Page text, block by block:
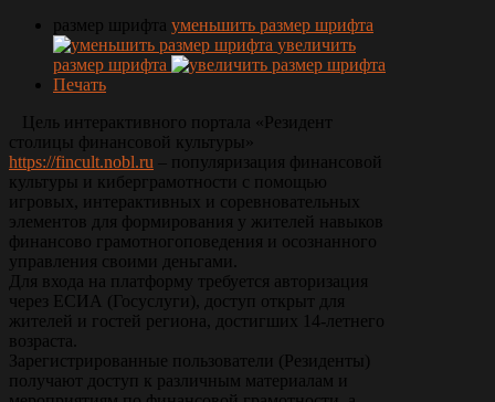
размер шрифта уменьшить размер шрифта
увеличить
размер шрифта
Печать
Цель интерактивного портала «Резидент
столицы финансовой культуры»
https://fincult.nobl.ru – популяризация финансовой
культуры и киберграмотности с помощью
игровых, интерактивных и соревновательных
элементов для формирования у жителей навыков
финансово грамотногоповедения и осознанного
управления своими деньгами.
Для входа на платформу требуется авторизация
через ЕСИА (Госуслуги), доступ открыт для
жителей и гостей региона, достигших 14-летнего
возраста.
Зарегистрированные пользователи (Резиденты)
получают доступ к различным материалам и